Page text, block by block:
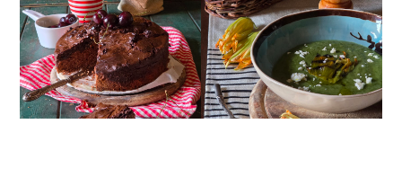
TORTA DOPPIO
CIOCCOLATO E
CILIEGIE
CREMA ESTIVA DI
ZUCCHINE CON FIORI E
FETA